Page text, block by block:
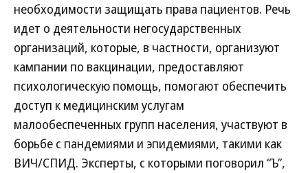
необходимости защищать права пациентов. Речь
идет о деятельности негосударственных
организаций, которые, в частности, организуют
кампании по вакцинации, предоставляют
психологическую помощь, помогают обеспечить
доступ к медицинским услугам
малообеспеченных групп населения, участвуют в
борьбе с пандемиями и эпидемиями, такими как
ВИЧ/СПИД. Эксперты, с которыми поговорил “Ъ”,